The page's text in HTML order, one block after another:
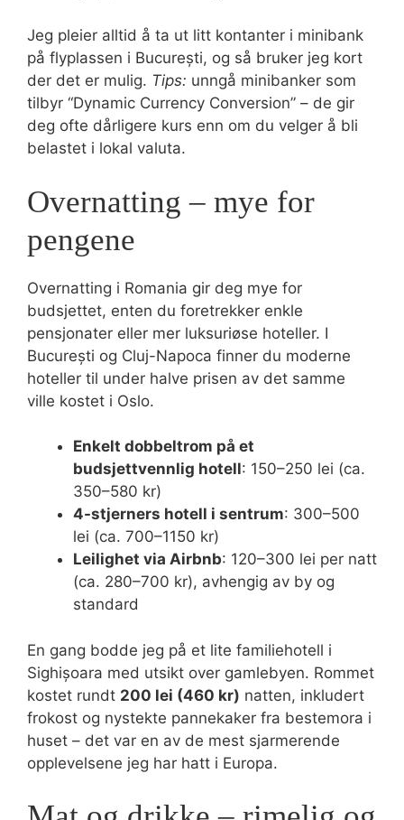
Jeg pleier alltid å ta ut litt kontanter i minibank
på flyplassen i București, og så bruker jeg kort
der det er mulig. Tips: unngå minibanker som
tilbyr “Dynamic Currency Conversion” – de gir
deg ofte dårligere kurs enn om du velger å bli
belastet i lokal valuta.
Overnatting – mye for
pengene
Overnatting i Romania gir deg mye for
budsjettet, enten du foretrekker enkle
pensjonater eller mer luksuriøse hoteller. I
București og Cluj-Napoca finner du moderne
hoteller til under halve prisen av det samme
ville kostet i Oslo.
Enkelt dobbeltrom på et
budsjettvennlig hotell: 150–250 lei (ca.
350–580 kr)
4-stjerners hotell i sentrum: 300–500
lei (ca. 700–1150 kr)
Leilighet via Airbnb: 120–300 lei per natt
(ca. 280–700 kr), avhengig av by og
standard
En gang bodde jeg på et lite familiehotell i
Sighișoara med utsikt over gamlebyen. Rommet
kostet rundt 200 lei (460 kr) natten, inkludert
frokost og nystekte pannekaker fra bestemora i
huset – det var en av de mest sjarmerende
opplevelsene jeg har hatt i Europa.